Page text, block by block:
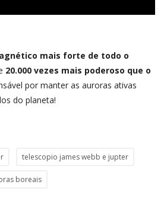
mais forte de todo o
20.000 vezes mais poderoso que o
por manter as auroras ativas
do planeta!
telescopio james webb e jupter
boreais